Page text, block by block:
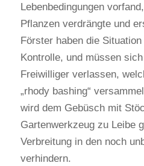
Lebenbedingungen
Pflanzen verdrängte und
Förster haben die
Kontrolle, und müssen
Freiwilliger verlassen,
„rhody bashing“
wird dem Gebüsch mit
Gartenwerkzeug zu Leibe
Verbreitung in den noch
verhindern.